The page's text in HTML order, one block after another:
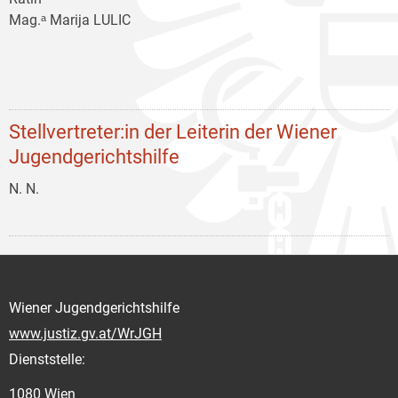
Mag.ᵃ Marija LULIC
Stellvertreter:in der Leiterin der Wiener
Jugendgerichtshilfe
N. N.
Wiener Jugendgerichtshilfe
www.justiz.gv.at/WrJGH
Dienststelle:
1080 Wien